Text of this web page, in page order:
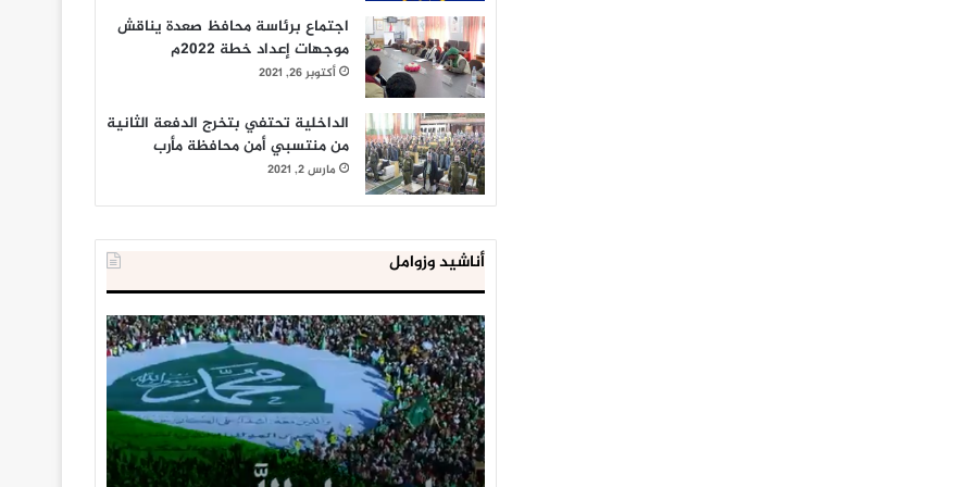
اجتماع برئاسة محافظ صعدة يناقش
موجهات إعداد خطة 2022م
أكتوبر 26, 2021
الداخلية تحتفي بتخرج الدفعة الثانية
من منتسبي أمن محافظة مأرب
مارس 2, 2021
أناشيد وزوامل
العدو
الإسرائيلي
اعتقل
543
طفلا
فلسطينيا
خلال
يناير 31, 2021
الداخلية
المصرية
إحباط
‘مخطط
كبير’
للإخوان